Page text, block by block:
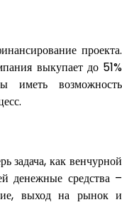
проекта.
выкупает до 51%
иметь возможность
задача, как венчурной
денежные средства –
выход на рынок и